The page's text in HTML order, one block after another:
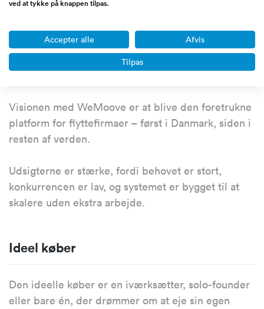
skaleres hurtigt og risikofrit – både i Danmark og
Vision
Visionen med WeMoove er at blive den foretrukne
platform for flyttefirmaer – først i Danmark, siden i
resten af verden.
Udsigterne er stærke, fordi behovet er stort,
konkurrencen er lav, og systemet er bygget til at
skalere uden ekstra arbejde.
Ideel køber
Den ideelle køber er en iværksætter, solo-founder
eller bare én, der drømmer om at eje sin egen
ved at tykke på knappen tilpas.
Accepter alle Afvis
Tilpas